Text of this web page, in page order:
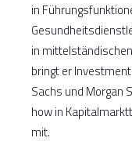
in
in
bringt er
Sachs und Morgan
how in
mit.